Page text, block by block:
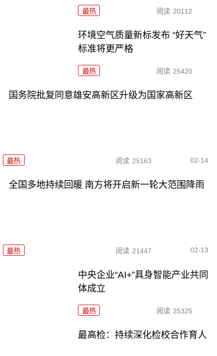
最热 阅读 20112
环境空气质量新标发布 “好天气”
标准将更严格
最热 阅读 25420
国务院批复同意雄安高新区升级为国家高新区
最热 阅读 25163 02-14
全国多地持续回暖 南方将开启新一轮大范围降雨
最热 阅读 21447 02-13
中央企业“AI+”具身智能产业共同
体成立
最热 阅读 25325
最高检：持续深化检校合作育人